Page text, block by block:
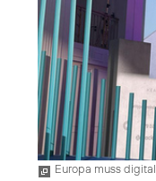
Europa muss